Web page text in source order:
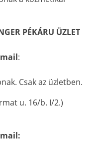
PÉKÁRU ÜZLET
:
Csak az üzletben.
u. 16/b. I/2.)